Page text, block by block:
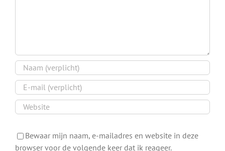
Bewaar mijn naam, e-mailadres en website in deze
browser voor de volgende keer dat ik reageer.